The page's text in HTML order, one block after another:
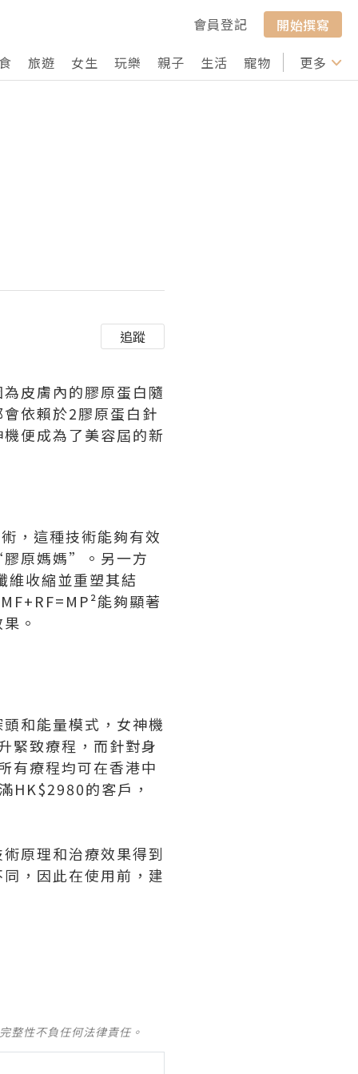
會員登記
開始撰寫
旅遊 女生 玩樂 親子 生活 寵物 行山 打卡
更多
追蹤
皮膚內的膠原蛋白隨
依賴於2膠原蛋白針
便成為了美容屆的新
，這種技術能夠有效
膠原媽媽”。另一方
維收縮並重塑其結
能夠顯著
。
和能量模式，女神機
緊致療程，而針對身
有療程均可在香港中
HK$2980的客戶，
原理和治療效果得到
，因此在使用前，建
整性不負任何法律責任。